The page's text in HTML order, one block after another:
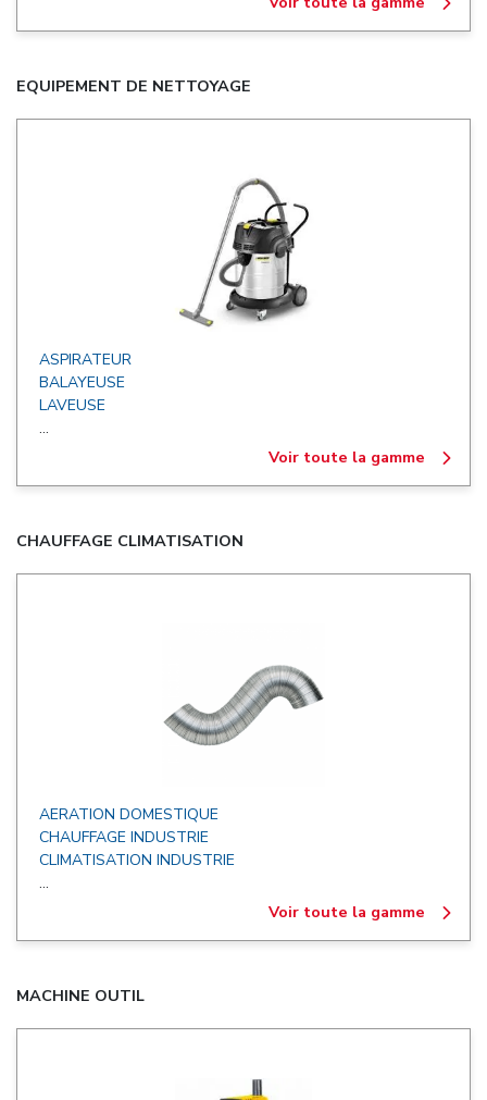
EQUIPEMENT DE NETTOYAGE
ASPIRATEUR
BALAYEUSE
LAVEUSE
...
Voir toute la gamme
CHAUFFAGE CLIMATISATION
AERATION DOMESTIQUE
CHAUFFAGE INDUSTRIE
CLIMATISATION INDUSTRIE
...
Voir toute la gamme
MACHINE OUTIL